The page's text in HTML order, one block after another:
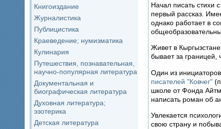
Книгоиздание
Журналистика
Публицистика
Краеведение; нумизматика
Кулинария
Путешествия, познавательная,
научно-популярная литература
Документальная и
биографическая литература
Духовная литература;
эзотерика
Детская литература
Начал писать стихи
первый рассказ.
однако работает в
Живет в
бывает за границей,
Один из
писателей "Ковчег"
школе от Фонда
написать роман об
Увлекается
свою страну и